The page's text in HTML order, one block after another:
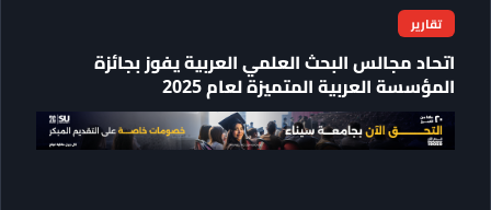
تقارير
اتحاد مجالس البحث العلمي العربية يفوز بجائزة
المؤسسة العربية المتميزة لعام 2025